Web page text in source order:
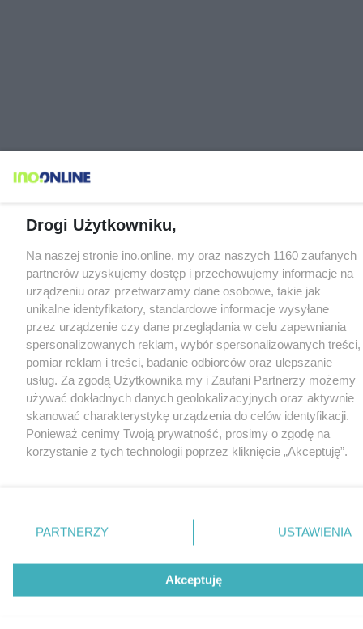
Drogi Użytkowniku,
Na naszej stronie ino.online, my oraz naszych 1160 zaufanych
partnerów uzyskujemy dostęp i przechowujemy informacje na
urządzeniu oraz przetwarzamy dane osobowe, takie jak
unikalne identyfikatory, standardowe informacje wysyłane
przez urządzenie czy dane przeglądania w celu zapewniania
spersonalizowanych reklam, wybór spersonalizowanych treści,
pomiar reklam i treści, badanie odbiorców oraz ulepszanie
usług. Za zgodą Użytkownika my i Zaufani Partnerzy możemy
używać dokładnych danych geolokalizacyjnych oraz aktywnie
skanować charakterystykę urządzenia do celów identyfikacji.
Ponieważ cenimy Twoją prywatność, prosimy o zgodę na
korzystanie z tych technologii poprzez kliknięcie „Akceptuję”.
nie wymagają zgody użytkownika, ale masz prawo sprzeciwić
się takiemu przetwarzaniu. Preferencje będą miały
Zapoznaj się z poniższymi informacjami, abyś mógł świadomie
PARTNERZY USTAWIENIA
Akceptuję